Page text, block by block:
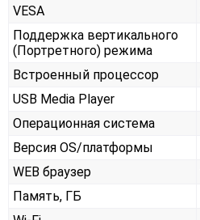
VESA
Поддержка вертикального
(Портретного) режима
Встроенный процессор
USB Media Player
Операционная система
Версия OS/платформы
WEB браузер
Память, ГБ